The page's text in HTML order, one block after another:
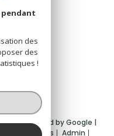
powered by Google |
légales Admin
pendant
des
des
!